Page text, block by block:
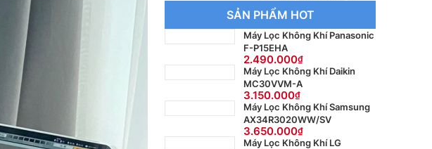
SẢN PHẨM HOT
Máy Lọc Không Khí Panasonic
F-P15EHA
2.490.000
Máy Lọc Không Khí Daikin
MC30VVM-A
3.150.000
Máy Lọc Không Khí Samsung
AX34R3020WW/SV
3.650.000
Máy Lọc Không Khí LG